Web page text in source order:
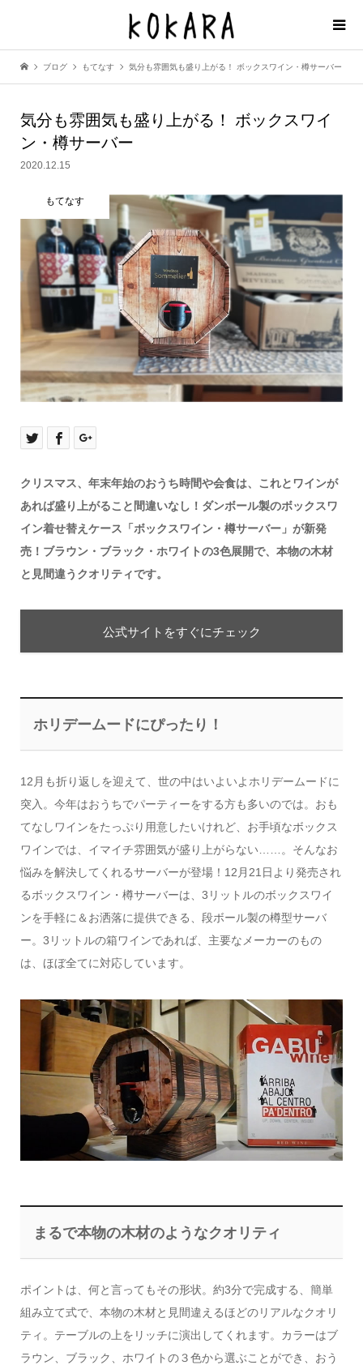
ブログ もてなす 気分も雰囲気も盛り上がる！ ボックスワイン・樽サーバー
気分も雰囲気も盛り上がる！ ボックスワイ
ン・樽サーバー
2020.12.15
もてなす
クリスマス、年末年始のおうち時間や会食は、これとワインが
あれば盛り上がること間違いなし！ダンボール製のボックスワ
イン着せ替えケース「ボックスワイン・樽サーバー」が新発
売！ブラウン・ブラック・ホワイトの3色展開で、本物の木材
と見間違うクオリティです。
公式サイトをすぐにチェック
ホリデームードにぴったり！
12月も折り返しを迎えて、世の中はいよいよホリデームードに
突入。今年はおうちでパーティーをする方も多いのでは。おも
てなしワインをたっぷり用意したいけれど、お手頃なボックス
ワインでは、イマイチ雰囲気が盛り上がらない……。そんなお
悩みを解決してくれるサーバーが登場！12月21日より発売され
るボックスワイン・樽サーバーは、3リットルのボックスワイ
ンを手軽に＆お洒落に提供できる、段ボール製の樽型サーバ
ー。3リットルの箱ワインであれば、主要なメーカーのもの
は、ほぼ全てに対応しています。
まるで本物の木材のようなクオリティ
ポイントは、何と言ってもその形状。約3分で完成する、簡単
組み立て式で、本物の木材と見間違えるほどのリアルなクオリ
ティ。テーブルの上をリッチに演出してくれます。カラーはブ
ラウン、ブラック、ホワイトの３色から選ぶことができ、おう